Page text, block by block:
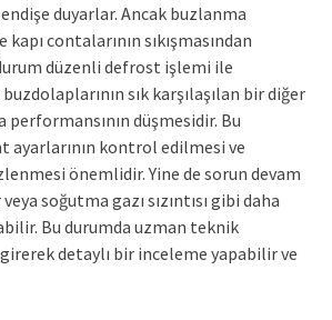
endişe duyarlar. Ancak buzlanma
contalarının sıkışmasından
düzenli defrost işlemi ile
sık karşılaşılan bir diğer
düşmesidir. Bu
ayarlarının kontrol edilmesi ve
önemlidir. Yine de sorun devam
soğutma gazı sızıntısı gibi daha
Bu durumda uzman teknik
detaylı bir inceleme yapabilir ve